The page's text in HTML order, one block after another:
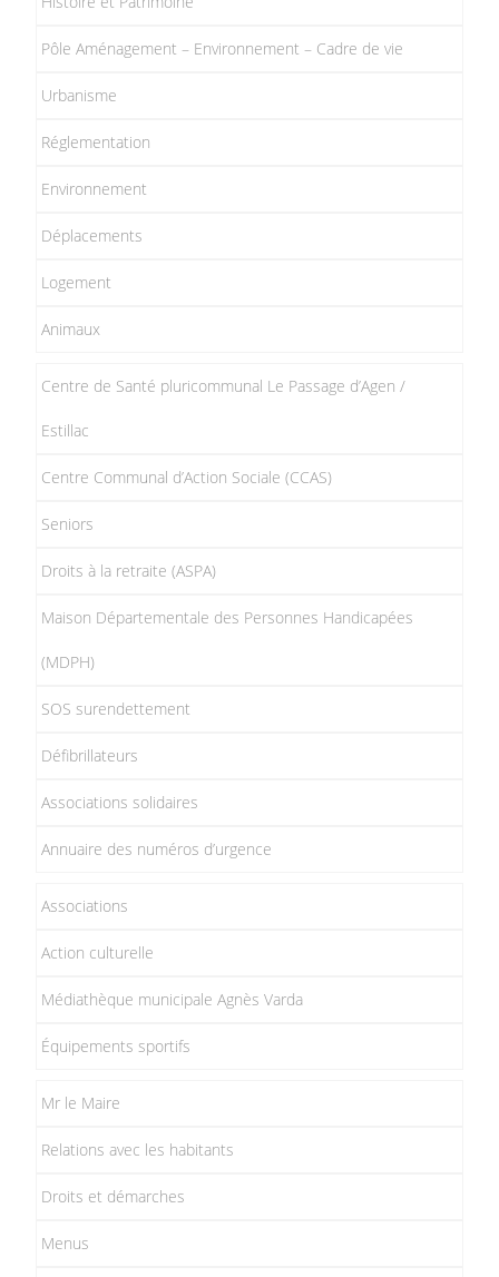
Pôle Aménagement – Environnement – Cadre de vie
Urbanisme
Réglementation
Environnement
Déplacements
Logement
Animaux
Centre de Santé pluricommunal Le Passage d’Agen /
Estillac
Centre Communal d’Action Sociale (CCAS)
Seniors
Droits à la retraite (ASPA)
Maison Départementale des Personnes Handicapées
(MDPH)
SOS surendettement
Défibrillateurs
Associations solidaires
Annuaire des numéros d’urgence
Associations
Action culturelle
Médiathèque municipale Agnès Varda
Équipements sportifs
Mr le Maire
Relations avec les habitants
Droits et démarches
Menus